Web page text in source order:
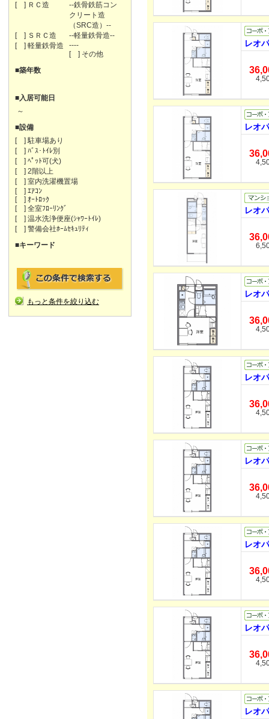
[ ] ＲＣ造
--鉄骨鉄筋コン
クリート造
（SRC造）--
[ ] ＳＲＣ造
--軽量鉄骨造--
[ ] 軽量鉄骨造
----
[ ] その他
■築年数
■入居可能日
～
■設備
[ ] 駐車場あり
[ ] ﾊﾞｽ･ﾄｲﾚ別
[ ] ﾍﾟｯﾄ可(犬)
[ ] 2階以上
[ ] 室内洗濯機置場
[ ] ｴｱｺﾝ
[ ] ｵｰﾄﾛｯｸ
[ ] 全室ﾌﾛｰﾘﾝｸﾞ
[ ] 温水洗浄便座(ｼｬﾜｰﾄｲﾚ)
[ ] 警備会社ﾎｰﾑｾｷｭﾘﾃｨ
■キーワード
もっと条件を絞り込む
レオ
レオ
レオ
レオ
レオ
レオ
レオ
レオ
レオ